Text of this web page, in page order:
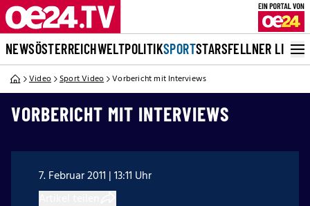
NEWSÖSTERREICHWELTPOLITIKSPORTSTARSFELLNER LIVE
Video Sport Video Vorbericht mit Interviews
VORBERICHT MIT INTERVIEWS
7. Februar 2011 | 13:11 Uhr